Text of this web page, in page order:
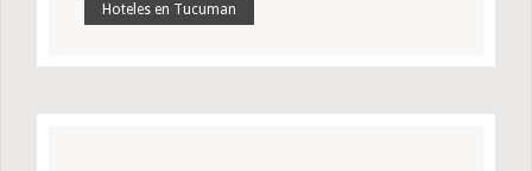
Hoteles en Tucuman